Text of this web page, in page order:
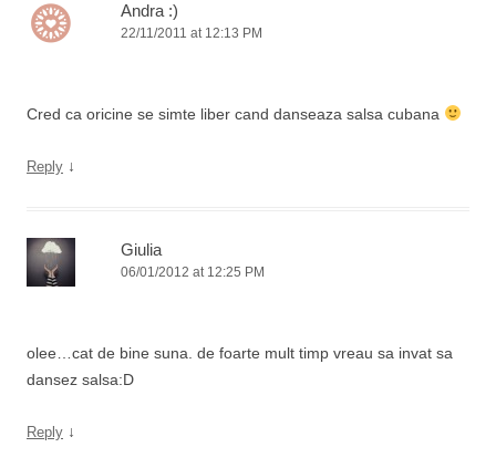
Andra :)
22/11/2011 at 12:13 PM
Cred ca oricine se simte liber cand danseaza salsa cubana
Reply ↓
Giulia
06/01/2012 at 12:25 PM
olee…cat de bine suna. de foarte mult timp vreau sa invat sa
dansez salsa:D
Reply ↓